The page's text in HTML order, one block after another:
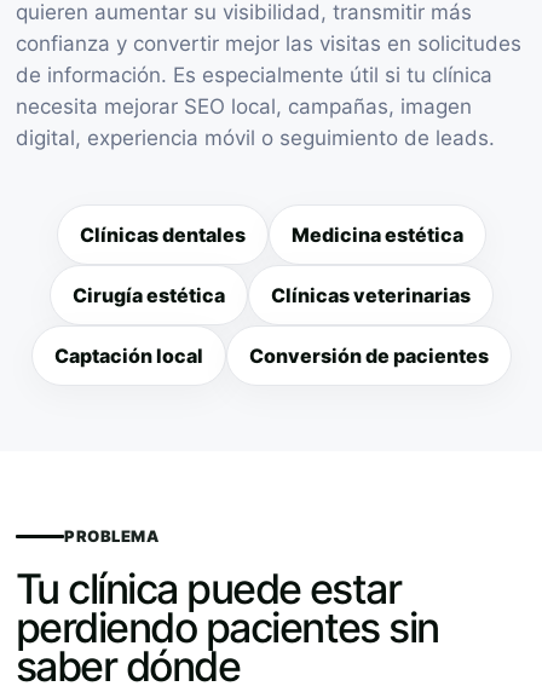
quieren aumentar su visibilidad, transmitir más
confianza y convertir mejor las visitas en solicitudes
de información. Es especialmente útil si tu clínica
necesita mejorar SEO local, campañas, imagen
digital, experiencia móvil o seguimiento de leads.
Clínicas dentales Medicina estética
Cirugía estética Clínicas veterinarias
Captación local Conversión de pacientes
PROBLEMA
Tu clínica puede estar
perdiendo pacientes sin
saber dónde